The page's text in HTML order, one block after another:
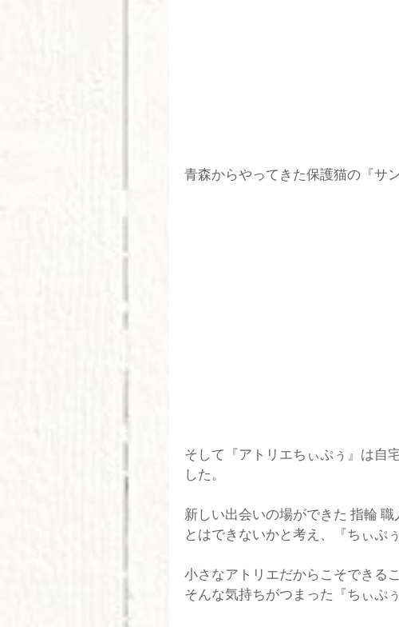
青森からやってきた保護猫の『サ
そして『アトリエちぃぷぅ』は自
した。
新しい出会いの場ができた 指輪
とはできないかと考え、『ちぃぷ
小さなアトリエだからこそできる
そんな気持ちがつまった『ちぃぷ